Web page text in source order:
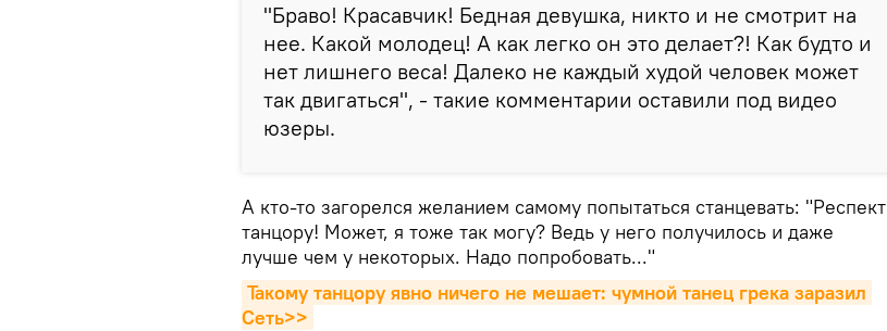
"Браво! Красавчик! Бедная девушка, никто и не смотрит на
нее. Какой молодец! А как легко он это делает?! Как будто и
нет лишнего веса! Далеко не каждый худой человек может
так двигаться", - такие комментарии оставили под видео
юзеры.
А кто-то загорелся желанием самому попытаться станцевать: "Респект
танцору! Может, я тоже так могу? Ведь у него получилось и даже
лучше чем у некоторых. Надо попробовать..."
Такому танцору явно ничего не мешает: чумной танец грека заразил
Сеть>>